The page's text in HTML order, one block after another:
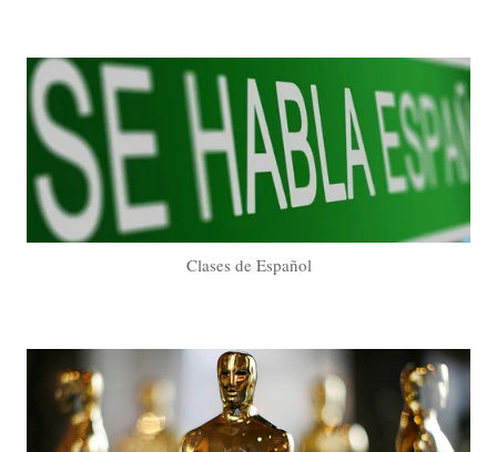
Clases de Español